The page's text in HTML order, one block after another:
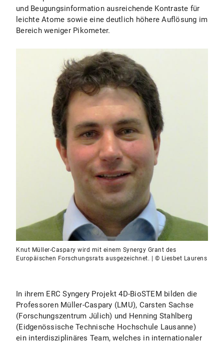
und Beugungsinformation ausreichende Kontraste für
leichte Atome sowie eine deutlich höhere Auflösung im
Bereich weniger Pikometer.
Knut Müller-Caspary wird mit einem Synergy Grant des
Europäischen Forschungsrats ausgezeichnet. | © Liesbet Laurens
In ihrem ERC Syngery Projekt 4D-BioSTEM bilden die
Professoren Müller-Caspary (LMU), Carsten Sachse
(Forschungszentrum Jülich) und Henning Stahlberg
(Eidgenössische Technische Hochschule Lausanne)
ein interdisziplinäres Team, welches in internationaler